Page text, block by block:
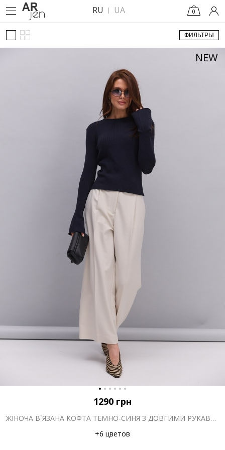
RU UA 0
ФИЛЬТРЫ
NEW
1290 грн
ЖІНОЧА В`ЯЗАНА КОФТА ТЕМНО-СИНЯ З ДОВГИМИ РУКАВАМИ-КЛЬОШ
+6 цветов